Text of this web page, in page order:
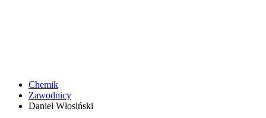
Chemik
Zawodnicy
Daniel Włosiński